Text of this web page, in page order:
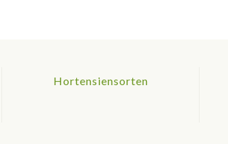
Hortensiensorten